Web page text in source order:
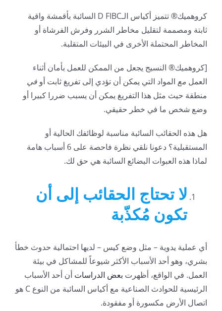
كروهميك® تتميز أكياس الـD FIBC السائبة بأقمشة واقية
ثابتة ومصممة لتقليل مخاطر الشرر وفرش الفرشاة أو
المخاطر المحتملة الأخرى في البيئات المتقلبة.
[كروهميك® النسيج يجعل من الممكن للعمل بأمان أثناء
العمل مع المواد التي يمكن أن تؤدي إلى تفريغ ثابت أو في
منطقة حيث مثل هذا التفريغ يمكن أن يسبب ضررا كبيرا أو
وضع شخص ما في خطر حقيقي.
هل هذه الحقائب السائبة مناسبة لوظائفك الحالية أو
المستقبلية؟ دعونا نلقي نظرة فاحصة على 6 أسباب هامة
لماذا هذه العبوات البضائع السائبة هي حق لك.
لا تحتاج الحقائب إلى أن
تكون مُكذّبة
أي عملية يدوية – مثل وضع كيس – لديها احتمالية حدوث خطأ
بشري، وهو أحد الأسباب الأكثر شيوعاً للمشاكل في بيئة
العمل. في الواقع، أظهرت بعض الدراسات أن أحد الأسباب
الرئيسية للحوادث الصناعية مع أكياس السائبة من النوع C هو
اتصال الأرض مكسورة أو مفقودة.